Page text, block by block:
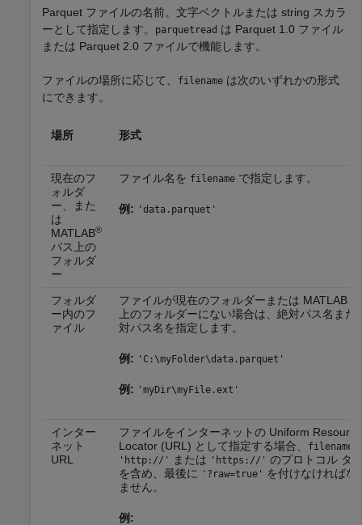
Parquet ファイルの名前。文字ベクトルまたは string スカラ
ーとして指定します。
parquetread は Parquet 1.0 ファイル
または Parquet 2.0 ファイルで機能します。
ファイルの場所に応じて、 filename は次のいずれかの形式
にできます。
場所 形式
現在のフ
ォルダ
ー、また
は
MATLAB®
パス上の
フォルダ
ー
ファイル名を filenameで指定します。
例: 'data.parquet'
フォルダ
ー内のフ
ァイル
ファイルが現在のフォルダーまたは MATLAB
上のフォルダーにない場合は、絶対パス名また
対パス名を指定します。
例: 'C:\myFolder\data.parquet'
例: 'myDir\myFile.ext'
インター
ネット
URL
ファイルをインターネットの Uniform Resource
Locator (URL) として指定する場合、
filename
'http://' または 'https://' のプロトコル タ
を含め、最後に
'?raw=true'
を付けなければな
ません。
例: